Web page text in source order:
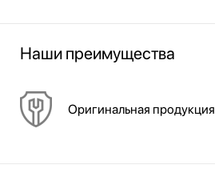
Наши преимущества
Оригинальная продукция